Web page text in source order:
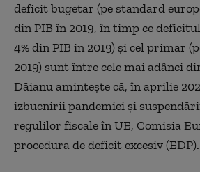
deficit bugetar (pe standard
din PIB în 2019, în timp ce
4% din PIB in 2019) şi cel primar
2019) sunt între cele mai adânci
Dăianu aminteşte că, în aprilie
izbucnirii pandemiei şi
regulilor fiscale în UE, Comisia
procedura de deficit excesiv (EDP).